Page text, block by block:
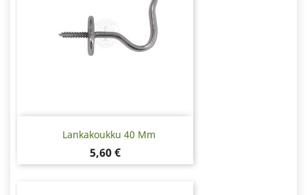
Lankakoukku 40 Mm
Hinta
5,60 €